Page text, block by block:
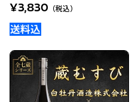
¥3,830 （税込）